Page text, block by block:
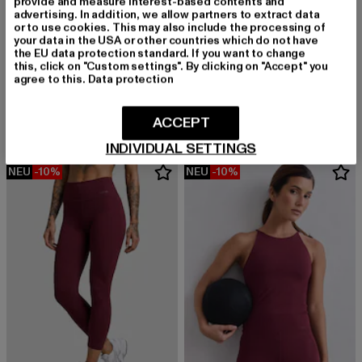
BUFFALO
ASPHA
Derzeitiger Preis: 82,99 EURAktionspreis: 99,99 EUR
AIMN
71,99 EUR
Derzeitiger Preis: 71,99 EUR
79,99 EUR
NEU -10% NEU -10%
advertising. In addition, we allow partners to extract data
or to use cookies. This may also include the processing of
your data in the USA or other countries which do not have
the EU data protection standard. If you want to change
this, click on "Custom settings". By clicking on "Accept" you
agree to this. Data protection
INDIVIDUAL SETTINGS
ACCEPT